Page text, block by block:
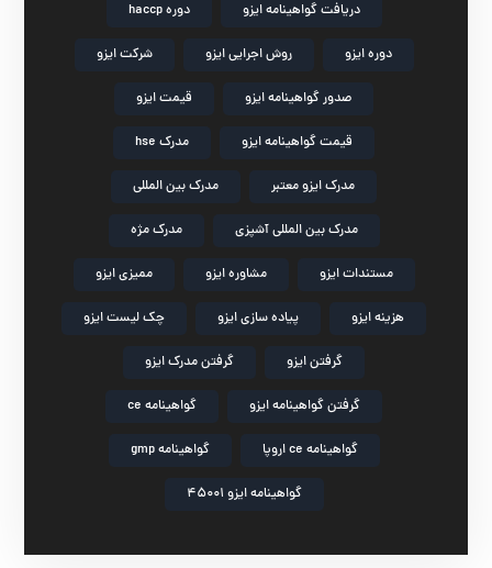
دریافت گواهینامه ایزو دوره haccp
دوره ایزو روش اجرایی ایزو شرکت ایزو
صدور گواهینامه ایزو قیمت ایزو
قیمت گواهینامه ایزو مدرک hse
مدرک ایزو معتبر مدرک بین المللی
مدرک بین المللی آشپزی مدرک مژه
مستندات ایزو مشاوره ایزو ممیزی ایزو
هزینه ایزو پیاده سازی ایزو چک لیست ایزو
گرفتن ایزو گرفتن مدرک ایزو
گرفتن گواهینامه ایزو گواهینامه ce
گواهینامه ce اروپا گواهینامه gmp
گواهینامه ایزو 45001